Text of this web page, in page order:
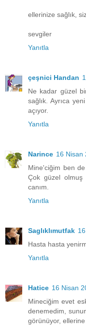
ellerinize sağlık,
sevgiler
Yanıtla
çeşnici Handan
Ne kadar güzel
sağlık. Ayrıca
açıyor.
Yanıtla
Narince 16 Nisan
Mine'ciğim ben
Çok güzel olmuş
canım.
Yanıtla
Saglıklımutfak
Hasta hasta
Yanıtla
Hatice 16 Nisan
Mineciğim evet
denemedim,
görünüyor, ellerine